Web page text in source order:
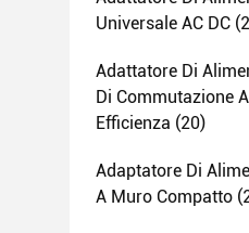
Universale AC DC
Adattatore Di
Di Commutazione
Efficienza (20)
Adaptatore Di
A Muro Compatto